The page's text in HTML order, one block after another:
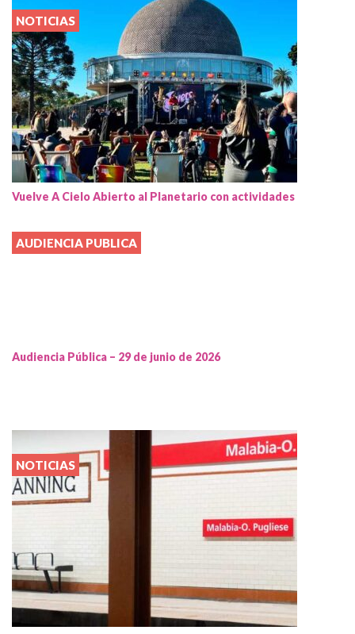
NOTICIAS
Vuelve A Cielo Abierto al Planetario con actividades
AUDIENCIA PUBLICA
Audiencia Pública – 29 de junio de 2026
NOTICIAS